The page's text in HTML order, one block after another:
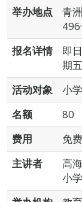
举办地点
青
496
报名详情
即
期
活动对象
小
名额
80
费用
免费
主讲者
高
小学